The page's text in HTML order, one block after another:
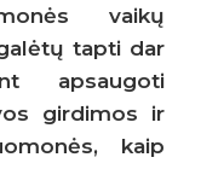
vaikų
tapti dar
apsaugoti
girdimos ir
kaip